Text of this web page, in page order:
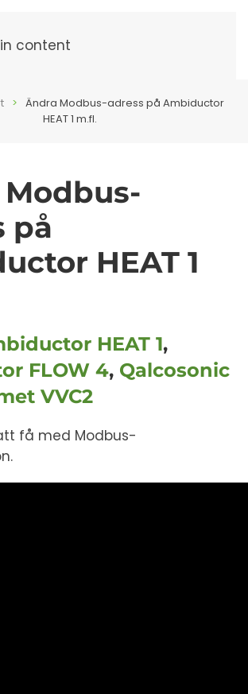
content
Ändra Modbus-adress på Ambiductor
HEAT 1 m.fl.
på
HEAT 1
HEAT 1,
FLOW 4, Qalcosonic
VVC2
få med Modbus-